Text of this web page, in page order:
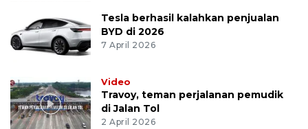
Tesla berhasil kalahkan penjualan
BYD di 2026
7 April 2026
Video
Travoy, teman perjalanan pemudik
di Jalan Tol
2 April 2026